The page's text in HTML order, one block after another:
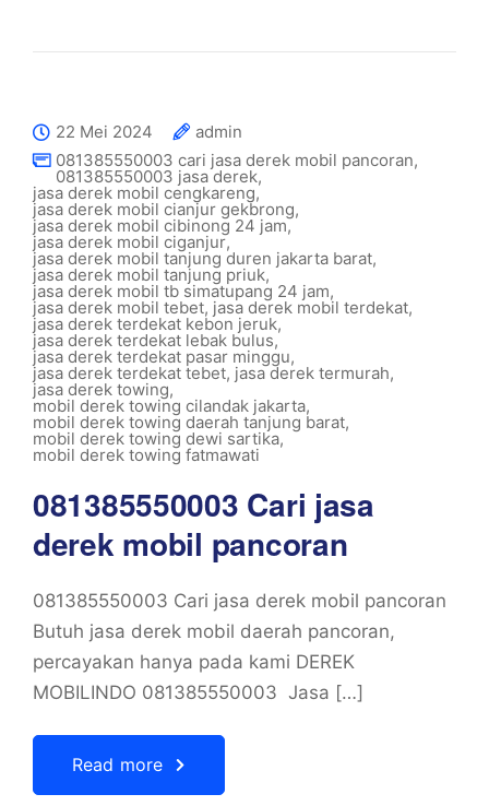
22 Mei 2024
admin
081385550003 cari jasa derek mobil pancoran,
081385550003 jasa derek,
jasa derek mobil cengkareng,
jasa derek mobil cianjur gekbrong,
jasa derek mobil cibinong 24 jam,
jasa derek mobil ciganjur,
jasa derek mobil tanjung duren jakarta barat,
jasa derek mobil tanjung priuk,
jasa derek mobil tb simatupang 24 jam,
jasa derek mobil tebet, jasa derek mobil terdekat,
jasa derek terdekat kebon jeruk,
jasa derek terdekat lebak bulus,
jasa derek terdekat pasar minggu,
jasa derek terdekat tebet, jasa derek termurah,
jasa derek towing,
mobil derek towing cilandak jakarta,
mobil derek towing daerah tanjung barat,
mobil derek towing dewi sartika,
mobil derek towing fatmawati
081385550003 Cari jasa
derek mobil pancoran
081385550003 Cari jasa derek mobil pancoran
Butuh jasa derek mobil daerah pancoran,
percayakan hanya pada kami DEREK
MOBILINDO 081385550003 Jasa […]
Read more